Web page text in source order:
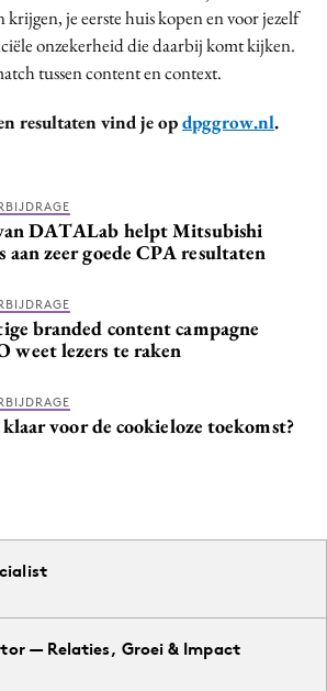
je eerste huis kopen en voor jezelf
onzekerheid die daarbij komt kijken.
tussen content en context.
resultaten vind je opdpggrow.nl.
DATALab helpt Mitsubishi
aan zeer goede CPA resultaten
branded content campagne
weet lezers te raken
voor de cookieloze toekomst?
— Relaties, Groei & Impact